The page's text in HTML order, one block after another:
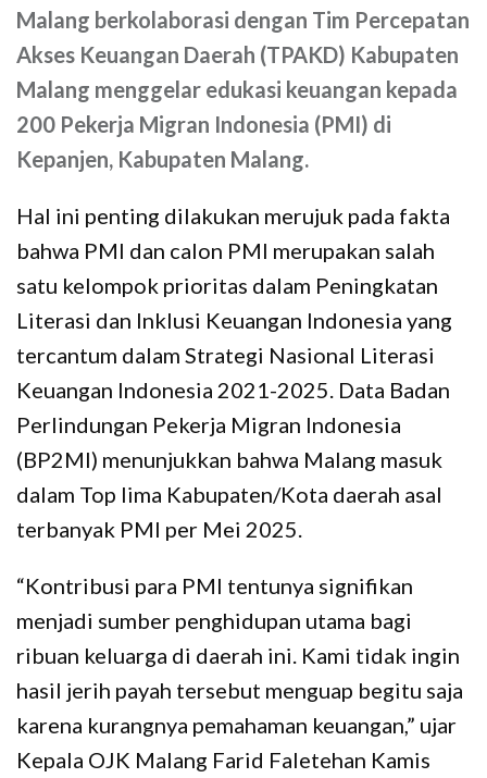
Malang berkolaborasi dengan Tim Percepatan
Akses Keuangan Daerah (TPAKD) Kabupaten
Malang menggelar edukasi keuangan kepada
200 Pekerja Migran Indonesia (PMI) di
Kepanjen, Kabupaten Malang.
Hal ini penting dilakukan merujuk pada fakta
bahwa PMI dan calon PMI merupakan salah
satu kelompok prioritas dalam Peningkatan
Literasi dan Inklusi Keuangan Indonesia yang
tercantum dalam Strategi Nasional Literasi
Keuangan Indonesia 2021-2025. Data Badan
Perlindungan Pekerja Migran Indonesia
(BP2MI) menunjukkan bahwa Malang masuk
dalam Top lima Kabupaten/Kota daerah asal
terbanyak PMI per Mei 2025.
“Kontribusi para PMI tentunya signifikan
menjadi sumber penghidupan utama bagi
ribuan keluarga di daerah ini. Kami tidak ingin
hasil jerih payah tersebut menguap begitu saja
karena kurangnya pemahaman keuangan,” ujar
Kepala OJK Malang Farid Faletehan Kamis